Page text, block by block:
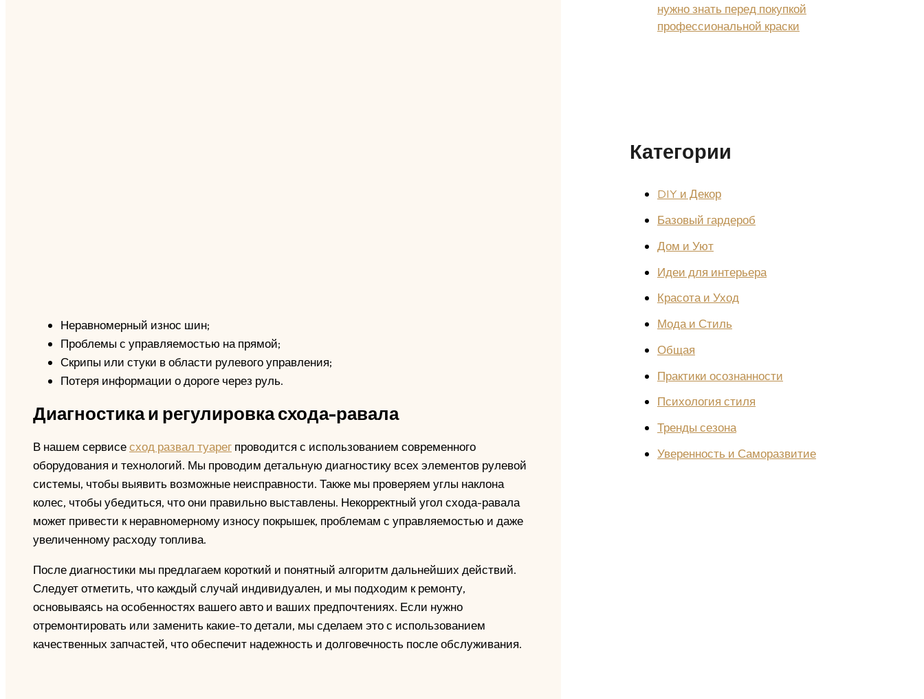
Неравномерный износ шин;
Проблемы с управляемостью на прямой;
Скрипы или стуки в области рулевого управления;
Потеря информации о дороге через руль.
Диагностика и регулировка схода-равала
В нашем сервисесход развал туарег проводится с использованием современного
оборудования и технологий. Мы проводим детальную диагностику всех элементов рулевой
системы, чтобы выявить возможные неисправности. Также мы проверяем углы наклона
колес, чтобы убедиться, что они правильно выставлены. Некорректный угол схода-равала
может привести к неравномерному износу покрышек, проблемам с управляемостью и даже
увеличенному расходу топлива.
После диагностики мы предлагаем короткий и понятный алгоритм дальнейших действий.
Следует отметить, что каждый случай индивидуален, и мы подходим к ремонту,
основываясь на особенностях вашего авто и ваших предпочтениях. Если нужно
отремонтировать или заменить какие-то детали, мы сделаем это с использованием
качественных запчастей, что обеспечит надежность и долговечность после обслуживания.
нужно знать перед покупкой
профессиональной краски
Категории
DIY и Декор
Базовый гардероб
Дом и Уют
Идеи для интерьера
Красота и Уход
Мода и Стиль
Общая
Практики осознанности
Психология стиля
Тренды сезона
Уверенность и Саморазвитие